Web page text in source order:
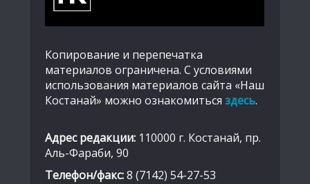
Копирование и перепечатка
материалов ограничена. С условиями
использования материалов сайта «Наш
Костанай» можно ознакомиться здесь.
Адрес редакции: 110000 г. Костанай, пр.
Аль-Фараби, 90
Телефон/факс:8 (7142) 54-27-53